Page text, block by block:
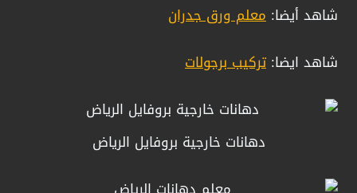
شاهد أيضا: معلم ورق جدران
شاهد ايضا: تركيب برجولات
دهانات خارجية بروفايل الرياض